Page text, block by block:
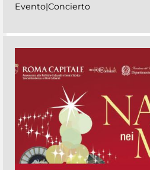
Evento|Concierto